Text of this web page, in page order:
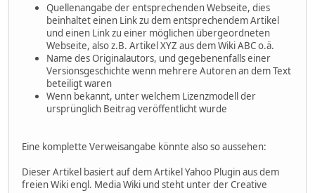
Quellenangabe der entsprechenden Webseite, dies
beinhaltet einen Link zu dem entsprechendem Artikel
und einen Link zu einer möglichen übergeordneten
Webseite, also z.B. Artikel XYZ aus dem Wiki ABC o.ä.
Name des Originalautors, und gegebenenfalls einer
Versionsgeschichte wenn mehrere Autoren an dem Text
beteiligt waren
Wenn bekannt, unter welchem Lizenzmodell der
ursprünglich Beitrag veröffentlicht wurde
Eine komplette Verweisangabe könnte also so aussehen:
Dieser Artikel basiert auf dem Artikel Yahoo Plugin aus dem
freien Wiki engl. Media Wiki und steht unter der Creative